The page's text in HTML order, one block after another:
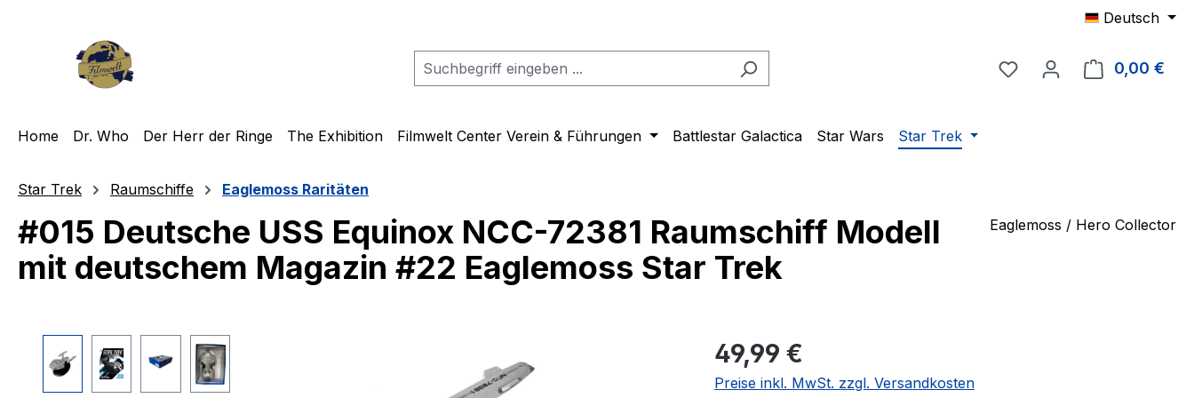
Deutsch
Du hast 0 Produkte auf
0,00 €
Home Dr. Who Der Herr der Ringe The Exhibition Filmwelt Center Verein & Führungen Battlestar Galactica Star Wars Star Trek
Star Trek Raumschiffe Eaglemoss Raritäten
#015 Deutsche USS Equinox NCC-72381 Raumschiff Modell
mit deutschem Magazin #22 Eaglemoss Star Trek
Eaglemoss / Hero Collector
Regulärer Preis:
49,99 €
Preise inkl. MwSt. zzgl. Versandkosten